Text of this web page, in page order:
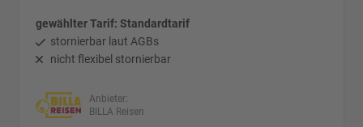
gewählter Tarif: Standardtarif
stornierbar laut AGBs
nicht flexibel stornierbar
Anbieter:
BILLA Reisen